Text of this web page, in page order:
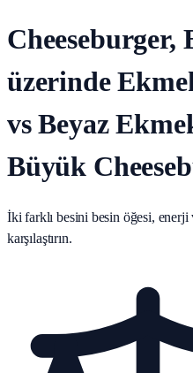
Cheeseburger,
üzerinde
vs Beyaz
Büyük
İki farklı besini besin öğesi, enerji
karşılaştırın.